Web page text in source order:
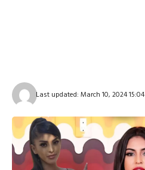
Last updated: March 10, 2024 15:04